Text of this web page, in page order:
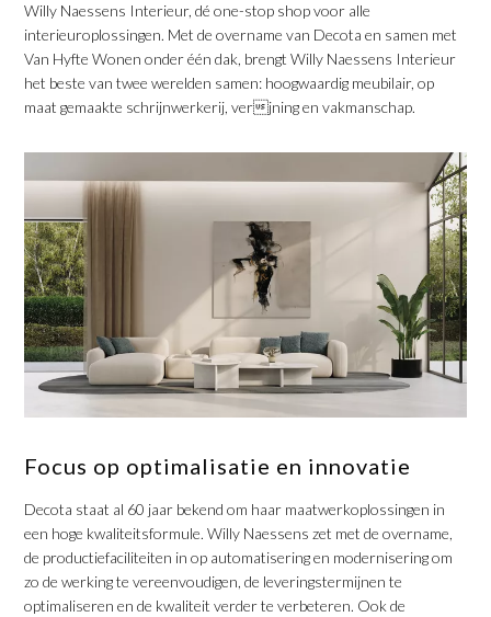
Willy Naessens Interieur, dé one-stop shop voor alle
interieuroplossingen. Met de overname van Decota en samen met
Van Hyfte Wonen onder één dak, brengt Willy Naessens Interieur
het beste van twee werelden samen: hoogwaardig meubilair, op
maat gemaakte schrijnwerkerij, verjning en vakmanschap.
Focus op optimalisatie en innovatie
Decota staat al 60 jaar bekend om haar maatwerkoplossingen in
een hoge kwaliteitsformule. Willy Naessens zet met de overname,
de productiefaciliteiten in op automatisering en modernisering om
zo de werking te vereenvoudigen, de leveringstermijnen te
optimaliseren en de kwaliteit verder te verbeteren. Ook de